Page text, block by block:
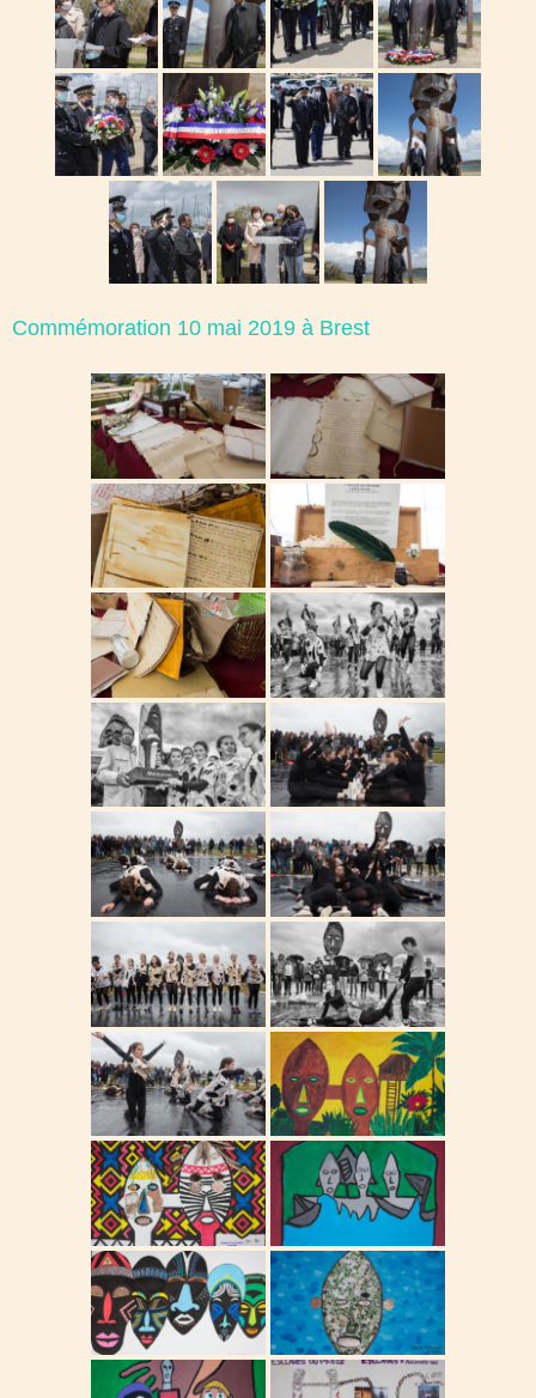
Commémoration 10 mai 2019 à Brest